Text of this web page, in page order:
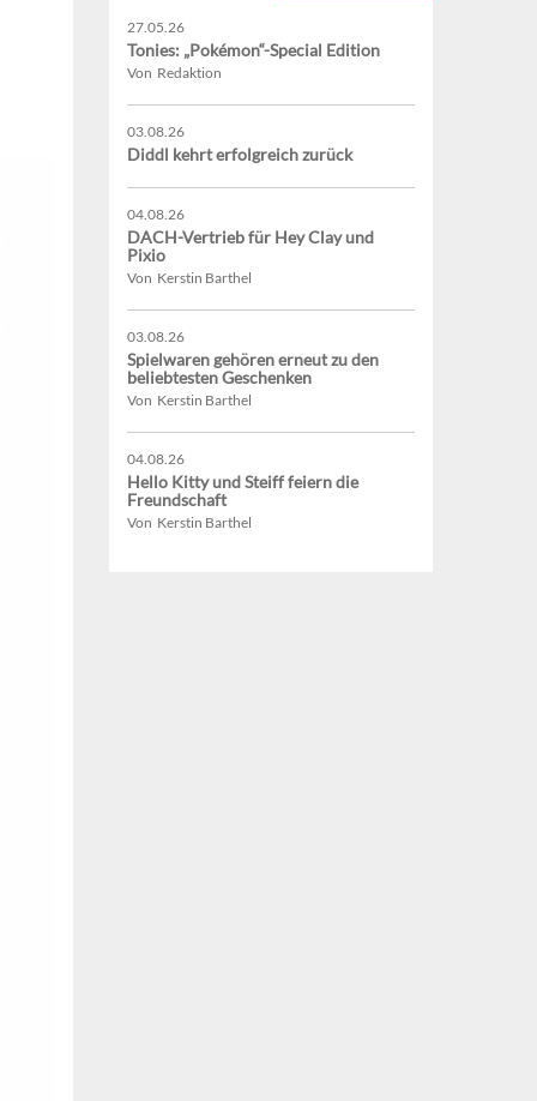
27.05.26
Tonies: „Pokémon“-Special Edition
Von Redaktion
03.08.26
Diddl kehrt erfolgreich zurück
04.08.26
DACH-Vertrieb für Hey Clay und
Pixio
Von Kerstin Barthel
03.08.26
Spielwaren gehören erneut zu den
beliebtesten Geschenken
Von Kerstin Barthel
04.08.26
Hello Kitty und Steiff feiern die
Freundschaft
Von Kerstin Barthel